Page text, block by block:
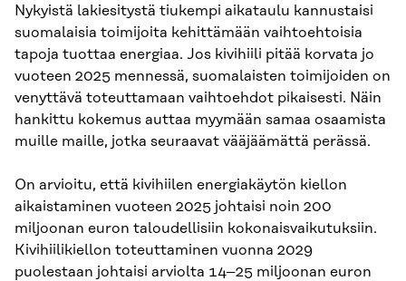
Nykyistä lakiesitystä tiukempi aikataulu kannustaisi
suomalaisia toimijoita kehittämään vaihtoehtoisia
tapoja tuottaa energiaa. Jos kivihiili pitää korvata jo
vuoteen 2025 mennessä, suomalaisten toimijoiden on
venyttävä toteuttamaan vaihtoehdot pikaisesti. Näin
hankittu kokemus auttaa myymään samaa osaamista
muille maille, jotka seuraavat vääjäämättä perässä.
On arvioitu, että kivihiilen energiakäytön kiellon
aikaistaminen vuoteen 2025 johtaisi noin 200
miljoonan euron taloudellisiin kokonaisvaikutuksiin.
Kivihiilikiellon toteuttaminen vuonna 2029
puolestaan johtaisi arviolta 14–25 miljoonan euron